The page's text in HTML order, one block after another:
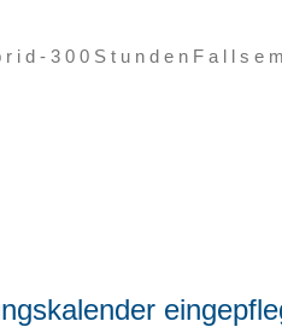
i d - 3 0 0 S t u n d e n F a l l s e